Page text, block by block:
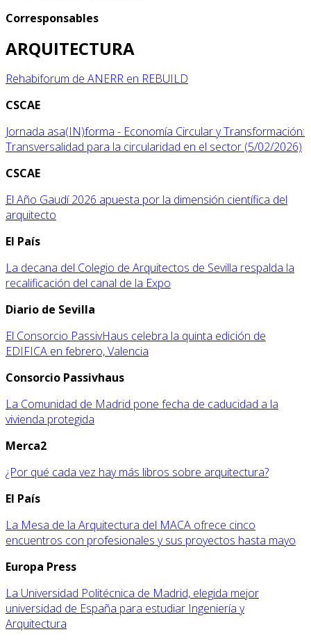
Corresponsables
ARQUITECTURA
Rehabiforum de ANERR en REBUILD
CSCAE
Jornada asa(IN)forma - Economía Circular y Transformación:
Transversalidad para la circularidad en el sector (5/02/2026)
CSCAE
El Año Gaudí 2026 apuesta por la dimensión científica del
arquitecto
El País
La decana del Colegio de Arquitectos de Sevilla respalda la
recalificación del canal de la Expo
Diario de Sevilla
El Consorcio PassivHaus celebra la quinta edición de
EDIFICA en febrero, Valencia
Consorcio Passivhaus
La Comunidad de Madrid pone fecha de caducidad a la
vivienda protegida
Merca2
¿Por qué cada vez hay más libros sobre arquitectura?
El País
La Mesa de la Arquitectura del MACA ofrece cinco
encuentros con profesionales y sus proyectos hasta mayo
Europa Press
La Universidad Politécnica de Madrid, elegida mejor
universidad de España para estudiar Ingeniería y
Arquitectura